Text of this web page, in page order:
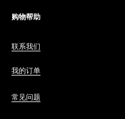
购物帮助
联系我们
我的订单
常见问题